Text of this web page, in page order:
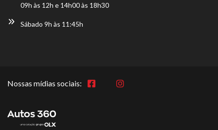
09h às 12h e 14h00 às 18h30
Sábado 9h às 11:45h
Nossas mídias sociais: